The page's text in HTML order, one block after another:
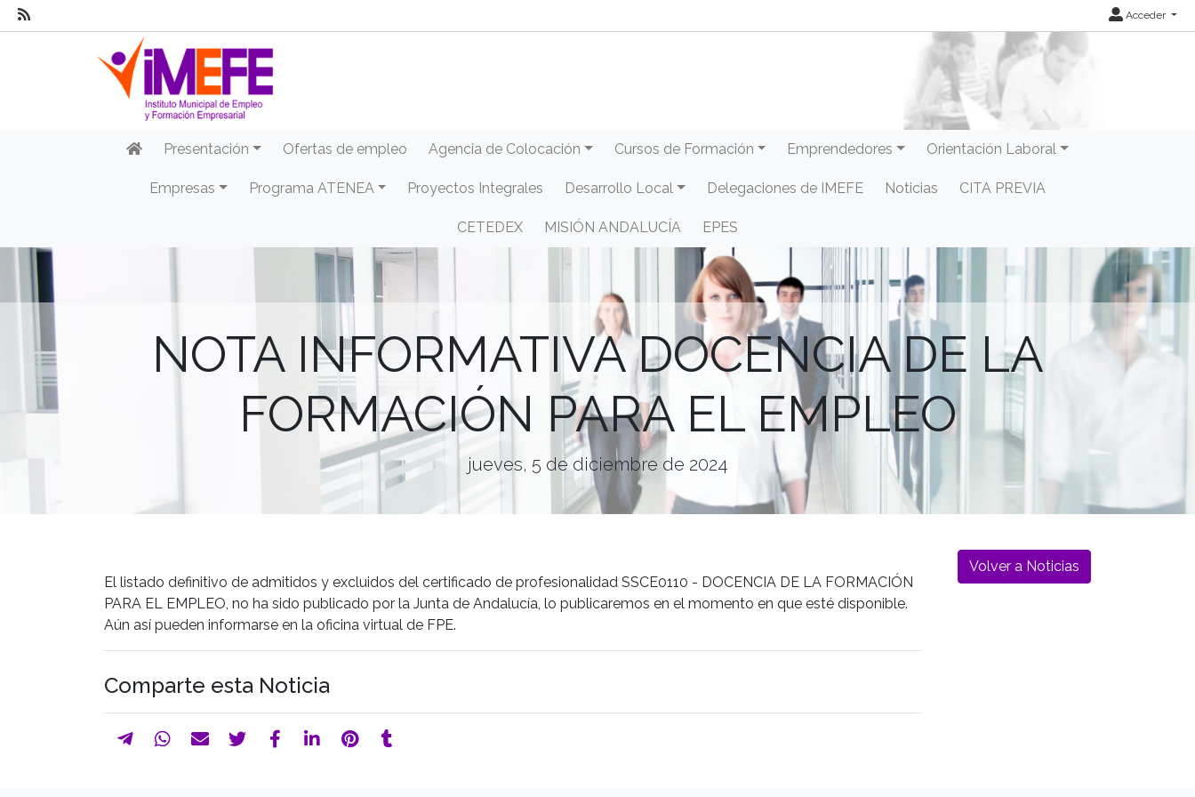
Acceder
Presentación Ofertas de empleo Agencia de Colocación Cursos de Formación Emprendedores Orientación Laboral
Empresas Programa ATENEA Proyectos Integrales Desarrollo Local Delegaciones de IMEFE Noticias CITA PREVIA
CETEDEX MISIÓN ANDALUCÍA EPES
NOTA INFORMATIVA DOCENCIA DE LA
FORMACIÓN PARA EL EMPLEO
jueves, 5 de diciembre de 2024
El listado definitivo de admitidos y excluidos del certificado de profesionalidad SSCE0110 - DOCENCIA DE LA FORMACIÓN
PARA EL EMPLEO, no ha sido publicado por la Junta de Andalucía, lo publicaremos en el momento en que esté disponible.
Aún así pueden informarse en la oficina virtual de FPE.
Comparte esta Noticia
Volver a Noticias